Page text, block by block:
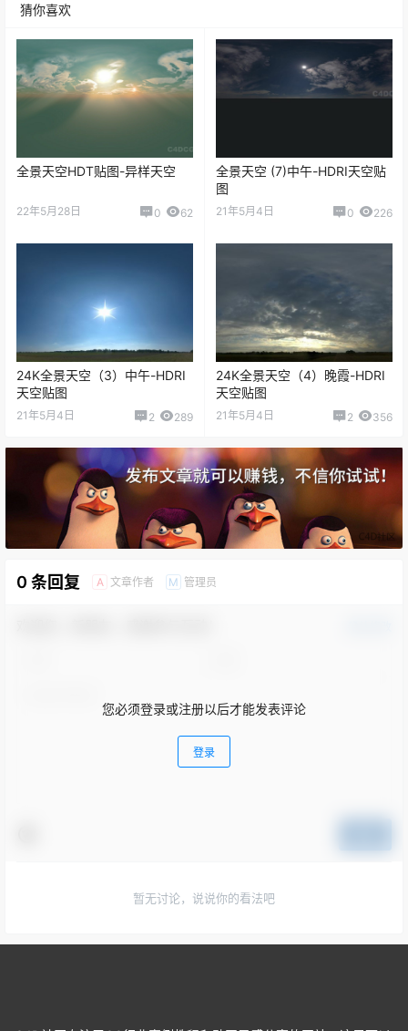
猜你喜欢
全景天空HDT贴图-异样天空
22年5月28日 0 62
全景天空 (7)中午-HDRI天空贴
图
21年5月4日 0 226
24K全景天空（3）中午-HDRI
天空贴图
21年5月4日 2 289
24K全景天空（4）晚霞-HDRI
天空贴图
21年5月4日 2 356
0 条回复 A 文章作者 M 管理员
您必须登录或注册以后才能发表评论
登录
暂无讨论，说说你的看法吧